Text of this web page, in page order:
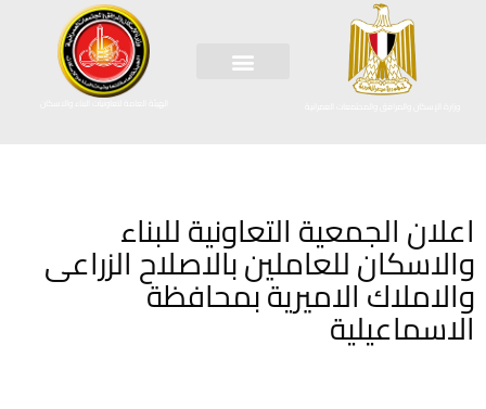
الهيئة العامة لتعاونيات البناء والاسكان
اعلان الجمعية التعاونية للبناء
والاسكان للعاملين بالاصلاح الزراعى
والاملاك الاميرية بمحافظة
الاسماعيلية